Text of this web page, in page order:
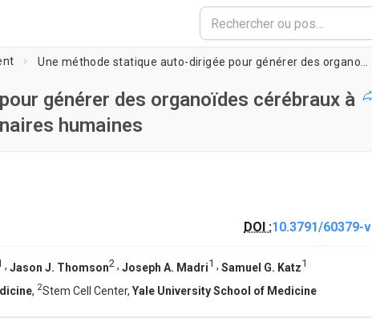
générer des organoïdes cérébraux à
humaines
DOI :10.3791/60379-v
, Jason J. Thomson2 , Joseph A. Madri1 , Samuel G. Katz1
, 2Stem Cell Center, Yale University School of Medicine